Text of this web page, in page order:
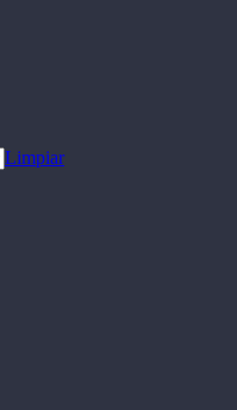
Limpiar